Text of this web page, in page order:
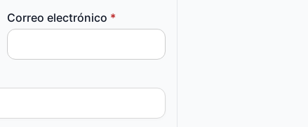
Correo electrónico *